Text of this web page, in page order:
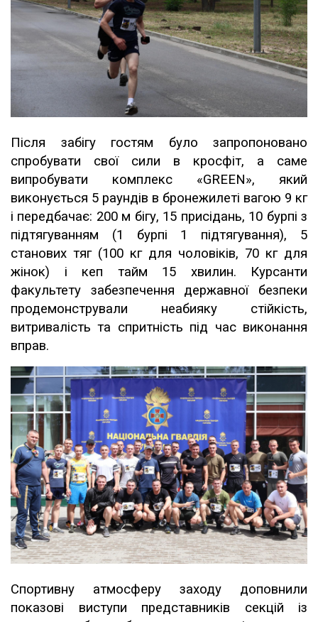
Після забігу гостям було запропоновано
спробувати свої сили в кросфіт, а саме
випробувати комплекс «GREEN», який
виконується 5 раундів в бронежилеті вагою 9 кг
і передбачає: 200 м бігу, 15 присідань, 10 бурпі з
підтягуванням (1 бурпі 1 підтягування), 5
станових тяг (100 кг для чоловіків, 70 кг для
жінок) і кеп тайм 15 хвилин. Курсанти
факультету забезпечення державної безпеки
продемонстрували неабияку стійкість,
витривалість та спритність під час виконання
вправ.
Спортивну атмосферу заходу доповнили
показові виступи представників секцій із